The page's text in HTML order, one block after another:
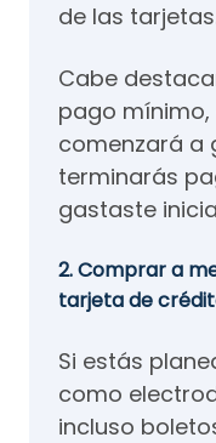
de las
Cabe
pago
comenzará a
terminarás
gastaste
2. Comprar a
tarjeta de
Si estás
como
incluso